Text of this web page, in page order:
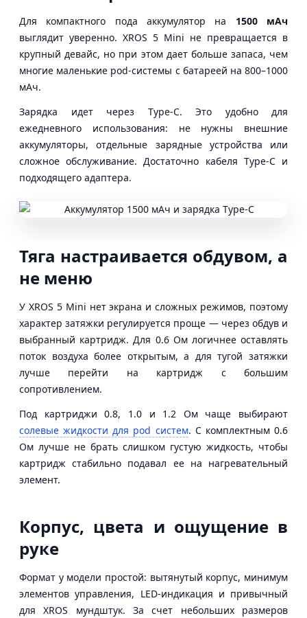
Для компактного пода аккумулятор на 1500 мАч
выглядит уверенно. XROS 5 Mini не превращается в
крупный девайс, но при этом дает больше запаса, чем
многие маленькие pod-системы с батареей на 800–1000
мАч.
Зарядка идет через Type-C. Это удобно для
ежедневного использования: не нужны внешние
аккумуляторы, отдельные зарядные устройства или
сложное обслуживание. Достаточно кабеля Type-C и
подходящего адаптера.
Тяга настраивается обдувом, а
не меню
У XROS 5 Mini нет экрана и сложных режимов, поэтому
характер затяжки регулируется проще — через обдув и
выбранный картридж. Для 0.6 Ом логичнее оставлять
поток воздуха более открытым, а для тугой затяжки
лучше перейти на картридж с большим
сопротивлением.
Под картриджи 0.8, 1.0 и 1.2 Ом чаще выбирают
солевые жидкости для pod систем. С комплектным 0.6
Ом лучше не брать слишком густую жидкость, чтобы
картридж стабильно подавал ее на нагревательный
элемент.
Корпус, цвета и ощущение в
руке
Формат у модели простой: вытянутый корпус, минимум
элементов управления, LED-индикация и привычный
для XROS мундштук. За счет небольших размеров